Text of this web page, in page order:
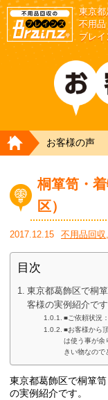
東京都
不用品
ブレイ
HOME
お客様の声
桐箪笥・
区）
2017.12.15 不用品回収,
目次
東京都葛飾区で桐
客様の実例紹介です
■ご依頼状況
■お客様から
は使う事が余
きい物なので
東京都葛飾区で桐箪
の実例紹介です。